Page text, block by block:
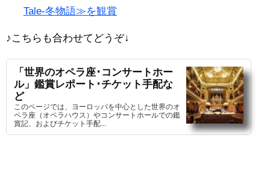
Tale-冬物語≫を観賞
♪こちらも合わせてどうぞ↓
「世界のオペラ座･コンサートホー
ル」鑑賞レポート･チケット手配な
ど
このページでは、ヨーロッパを中心とした世界のオ
ペラ座（オペラハウス）やコンサートホールでの鑑
賞記、およびチケット手配...